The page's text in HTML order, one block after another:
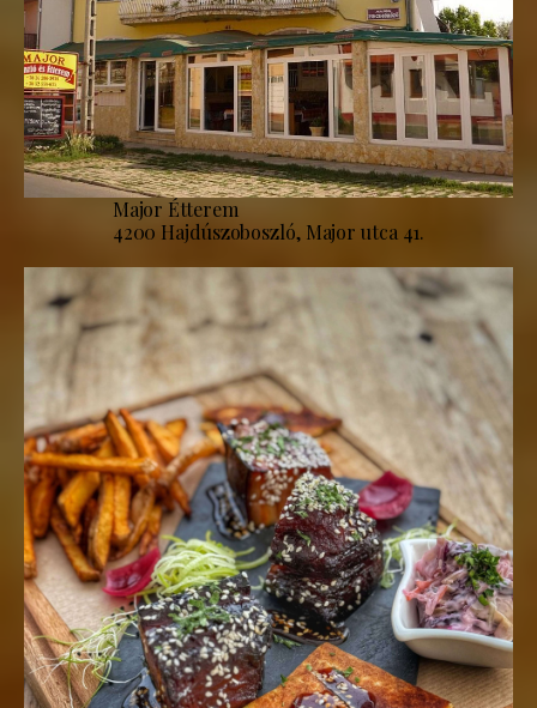
Major Étterem
4200 Hajdúszoboszló, Major utca 41.